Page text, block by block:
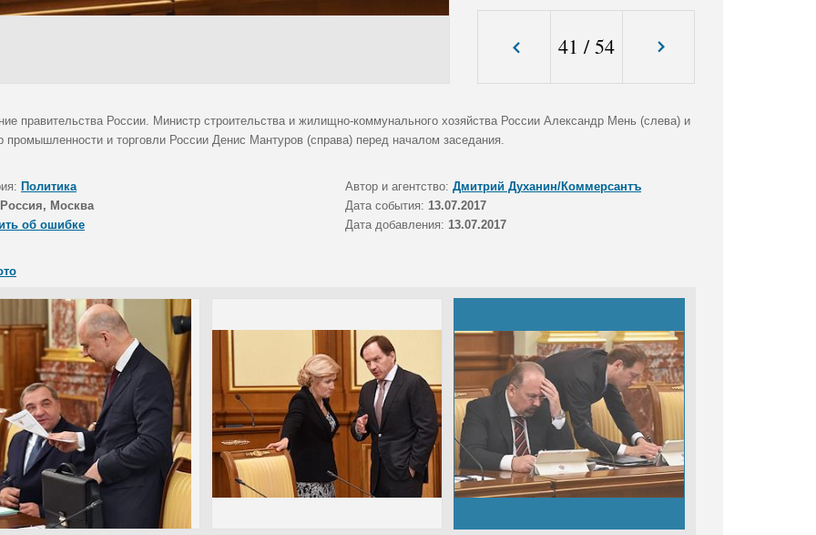
41 /54
правительства России. Министр строительства и жилищно-коммунального хозяйства России Александр Мень (слева) и
промышленности и торговли России Денис Мантуров (справа) перед началом заседания.
Политика Автор и агентство: Дмитрий Духанин/Коммерсантъ
Россия, Москва Дата события: 13.07.2017
об ошибке
Дата добавления: 13.07.2017